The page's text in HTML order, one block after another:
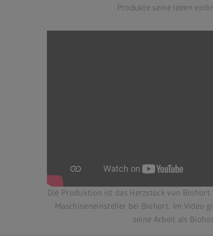
Produkte seine Ideen
Die Produktion ist das Herzstück von
Maschineneinsteller bei Biohort. Im Video
seine Arbeit als